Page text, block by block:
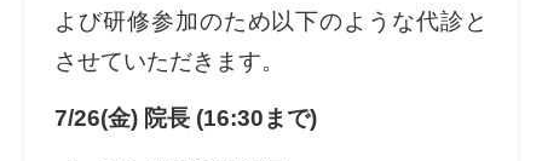
よび研修参加のため以下のような代診と
させていただきます。
7/26(金) 院長 (16:30まで)